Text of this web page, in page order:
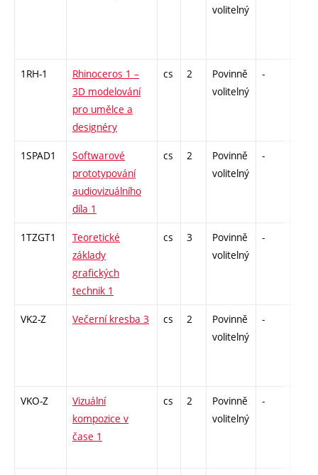
volitelný
1RH-1
Rhinoceros 1 –
3D modelování
pro umělce a
designéry
cs 2
Povinně
volitelný
-
1SPAD1
Softwarové
prototypování
audiovizuálního
díla 1
cs 2
Povinně
volitelný
-
1TZGT1
Teoretické
základy
grafických
technik 1
cs 3
Povinně
volitelný
-
VK2-Z Večerní kresba 3 cs 2
Povinně
volitelný
-
VKO-Z
Vizuální
kompozice v
čase 1
cs 2
Povinně
volitelný
-